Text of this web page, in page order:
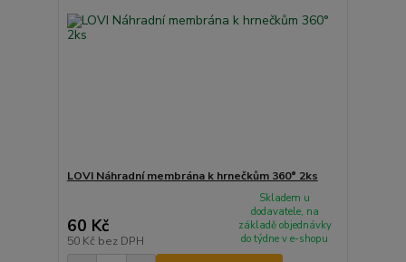
LOVI Náhradní membrána k hrnečkům 360° 2ks
60 Kč
50 Kč bez DPH
Skladem u
dodavatele, na
základě objednávky
do týdne v e-shopu